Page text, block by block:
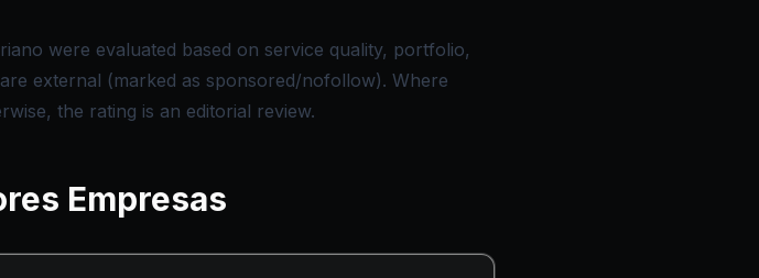
were evaluated based on service quality, portfolio,
external (marked as sponsored/nofollow). Where
the rating is an editorial review.
Empresas